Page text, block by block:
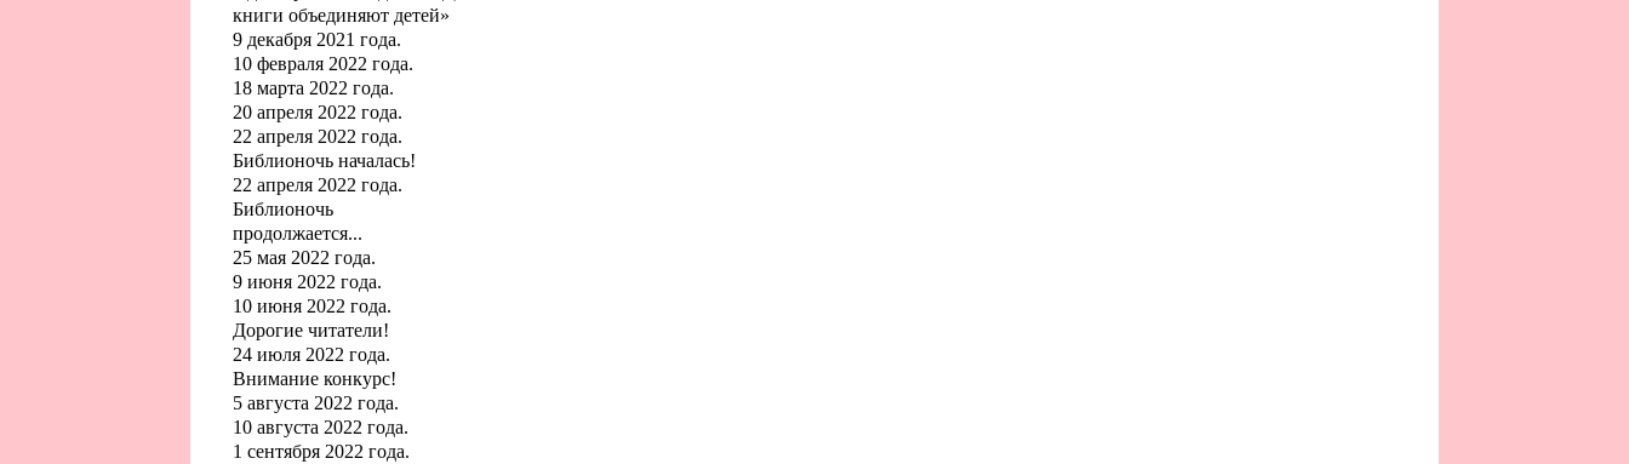
книги объединяют детей»
9 декабря 2021 года.
10 февраля 2022 года.
18 марта 2022 года.
20 апреля 2022 года.
22 апреля 2022 года.
Библионочь началась!
22 апреля 2022 года.
Библионочь
продолжается...
25 мая 2022 года.
9 июня 2022 года.
10 июня 2022 года.
Дорогие читатели!
24 июля 2022 года.
Внимание конкурс!
5 августа 2022 года.
10 августа 2022 года.
1 сентября 2022 года.